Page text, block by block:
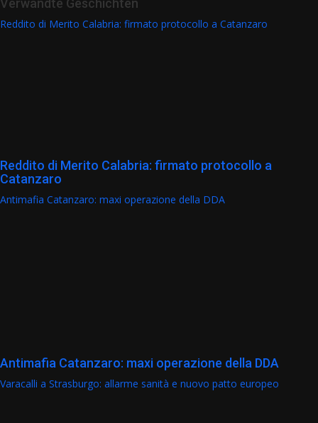
Verwandte Geschichten
Reddito di Merito Calabria: firmato protocollo a Catanzaro
Reddito di Merito Calabria: firmato protocollo a
Catanzaro
Antimafia Catanzaro: maxi operazione della DDA
Antimafia Catanzaro: maxi operazione della DDA
Varacalli a Strasburgo: allarme sanità e nuovo patto europeo